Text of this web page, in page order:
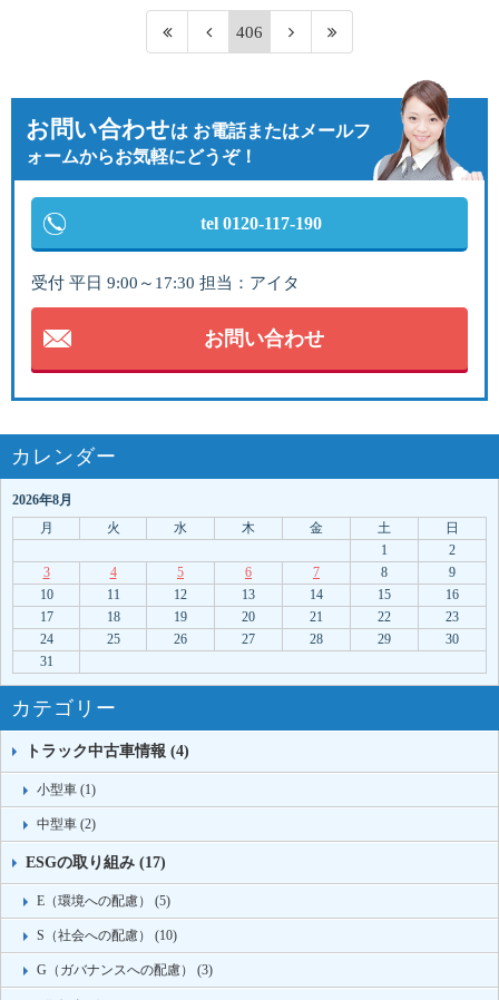
406
お問い合わせは お電話またはメールフ
ォームからお気軽にどうぞ！
tel 0120-117-190
受付 平日 9:00～17:30 担当：アイタ
お問い合わせ
カレンダー
2026年8月
月
火 水 木 金 土
日
1
2
3
4 5 6 7 8
9
10
11 12 13 14 15
16
17
18 19 20 21 22
23
24
25 26 27 28 29
30
31
カテゴリー
トラック中古車情報 (4)
小型車 (1)
中型車 (2)
ESGの取り組み (17)
E（環境への配慮） (5)
S（社会への配慮） (10)
G（ガバナンスへの配慮） (3)